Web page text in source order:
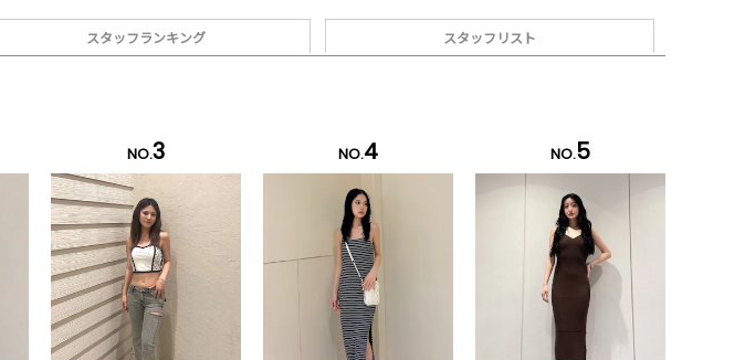
スタッフランキング スタッフリスト
NO.3 NO.4 NO.5